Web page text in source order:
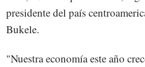
presidente del país
Bukele.
"Nuestra economía este año